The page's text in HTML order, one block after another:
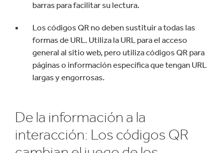
barras para facilitar su lectura.
Los códigos QR no deben sustituir a todas las
formas de URL. Utiliza la URL para el acceso
general al sitio web, pero utiliza códigos QR para
páginas o información específica que tengan URL
largas y engorrosas.
De la información a la
interacción: Los códigos QR